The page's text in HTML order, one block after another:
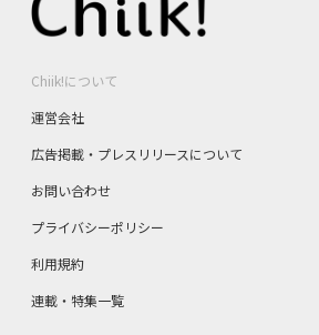
Chiik!について
運営会社
広告掲載・プレスリリースについて
お問い合わせ
プライバシーポリシー
利用規約
連載・特集一覧